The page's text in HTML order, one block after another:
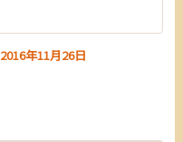
2016年11月26日